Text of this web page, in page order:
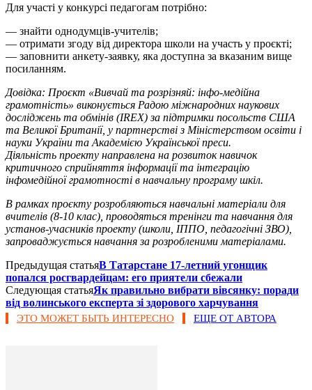
Для участі у конкурсі педагогам потрібно:
— знайти однодумців-учителів;
— отримати згоду від директора школи на участь у проєкті;
— заповнити анкету-заявку, яка доступна за вказаним вище
посиланням.
Довідка: Проєкт «Вивчай та розрізняй: інфо-медійна
грамотність» виконується Радою міжнародних наукових
досліджень та обмінів (IREX) за підтримки посольств США
та Великої Британії, у партнерстві з Міністерством освіти і
науки України та Академією Української преси.
Діяльність проекту направлена на розвиток навичок
критичного сприйняття інформації та інтеграцію
інфомедійної грамотності в навчальну програму шкіл.
В рамках проєкту розробляються навчальні матеріали для
вчителів (8-10 клас), проводяться тренінги та навчання для
установ-учасників проекту (школи, ІППО, педагогічні ЗВО),
запроваджується навчання за розробленими матеріалами.
Предыдущая статьяВ Татарстане 17-летний угонщик
попался росгвардейцам: его приятели сбежали
Следующая статьяЯк правильно вибрати вівсянку: поради
від волинського експерта зі здорового харчування
ЭТО МОЖЕТ БЫТЬ ИНТЕРЕСНО ЕЩЕ ОТ АВТОРА